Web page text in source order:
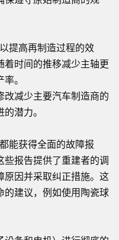
提高再制造过程的效
着时间的推移减少主轴更
。
改减少主要汽车制造商的
潜力。
能获得全面的故障报
些报告提供了重建者的调
原因并采取纠正措施。这
的建议，例如使用陶瓷球